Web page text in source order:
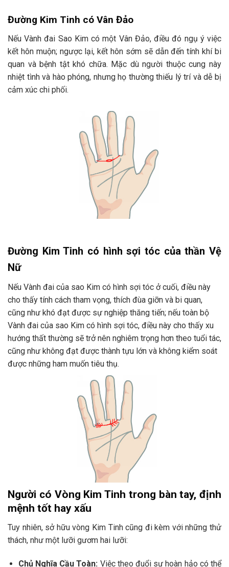
Đường Kim Tinh có Vân Đảo
Nếu Vành đai Sao Kim có một Vân Đảo, điều đó ngụ ý việc
kết hôn muộn; ngược lại, kết hôn sớm sẽ dẫn đến tính khí bi
quan và bệnh tật khó chữa. Mặc dù người thuộc cung này
nhiệt tình và hào phóng, nhưng họ thường thiếu lý trí và dễ bị
cảm xúc chi phối.
Đường Kim Tinh có hình sợi tóc của thần Vệ
Nữ
Nếu Vành đai của sao Kim có hình sợi tóc ở cuối, điều này
cho thấy tính cách tham vọng, thích đùa giỡn và bi quan,
cũng như khó đạt được sự nghiệp thăng tiến; nếu toàn bộ
Vành đai của sao Kim có hình sợi tóc, điều này cho thấy xu
hướng thất thường sẽ trở nên nghiêm trọng hơn theo tuổi tác,
cũng như không đạt được thành tựu lớn và không kiểm soát
được những ham muốn tiêu thụ.
Người có Vòng Kim Tinh trong bàn tay, định
mệnh tốt hay xấu
Tuy nhiên, sở hữu vòng Kim Tinh cũng đi kèm với những thử
thách, như một lưỡi gươm hai lưỡi:
Chủ Nghĩa Cầu Toàn: Việc theo đuổi sự hoàn hảo có thể